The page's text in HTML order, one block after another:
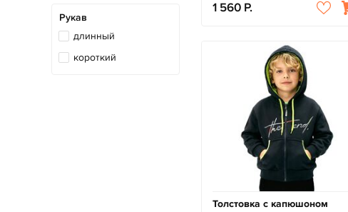
футболка
халат
худи
Рукав
длинный
короткий
1 560
Толстовка с капюшоном